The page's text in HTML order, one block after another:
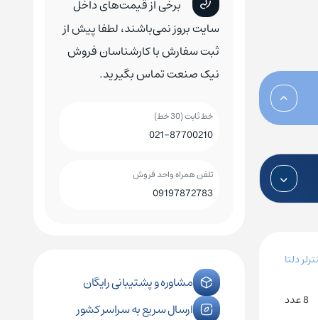
کلید اتوماتیک چینت کلید هوایی چینت
رله فیندر
رله فونیکس
رله امرن
دلتا
8 عدد
برخی از قیمت‌های داخل
سایت بروز نمی‌باشند، لطفا پیش از
ثبت سفارش با کارشناسان فروش
نیک صنعت تماس بگیرید.
خط ثابت (30 خط)
021-87700210
تلفن همراه واحد فروش
09197872783
مشاوره و پشتیبانی رایگان
ارسال سریع به سراسر کشور